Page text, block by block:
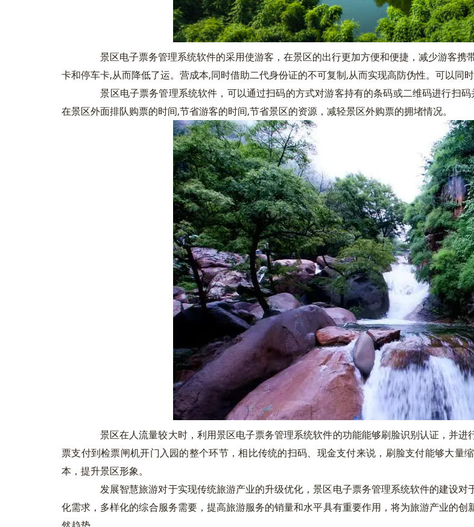
景区电子票务管理系统软件的采用使游客，在景区的出行更加方便和便捷，减少游客携
卡和停车卡,从而降低了运。营成本,同时借助二代身份证的不可复制,从而实现高防伪性。可以同
景区电子票务管理系统软件，可以通过扫码的方式对游客持有的条码或二维码进行扫码
在景区外面排队购票的时间,节省游客的时间,节省景区的资源，减轻景区外购票的拥堵情况。
景区在人流量较大时，利用景区电子票务管理系统软件的功能能够刷脸识别认证，并进
票支付到检票闸机开门入园的整个环节，相比传统的扫码、现金支付来说，刷脸支付能够大量
本，提升景区形象。
发展智慧旅游对于实现传统旅游产业的升级优化，景区电子票务管理系统软件的建设对
化需求，多样化的综合服务需要，提高旅游服务的销量和水平具有重要作用，将为旅游产业的